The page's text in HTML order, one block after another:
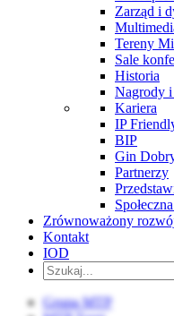
Zarząd i
Tereny
Sale
Historia
Nagrody
Kariera
IP
BIP
Gin
Partnerzy
Zrównoważony
Kontakt
IOD
Grupa MTP